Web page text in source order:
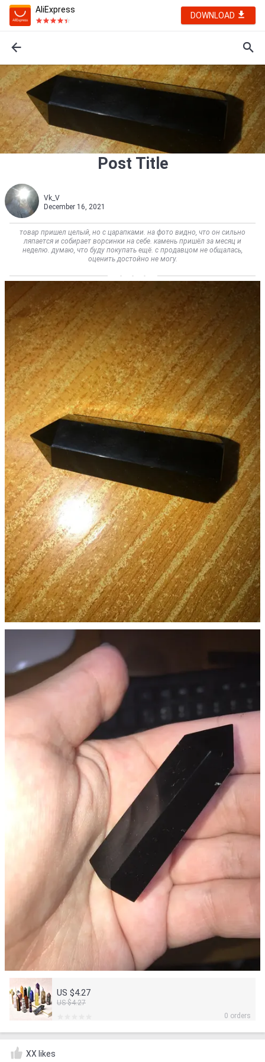
AliExpress
DOWNLOAD
Post Title
Vk_V
December 16, 2021
товар пришел целый, но с царапками. на фото видно, что он сильно
ляпается и собирает ворсинки на себе. камень пришёл за месяц и
неделю. думаю, что буду покупать ещё. с продавцом не общалась,
оценить достойно не могу.
US $4.27
US $4.27
0 orders
XX likes